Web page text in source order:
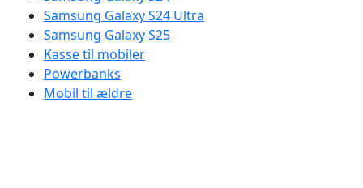
Samsung Galaxy S24 Ultra
Samsung Galaxy S25
Kasse til mobiler
Powerbanks
Mobil til ældre